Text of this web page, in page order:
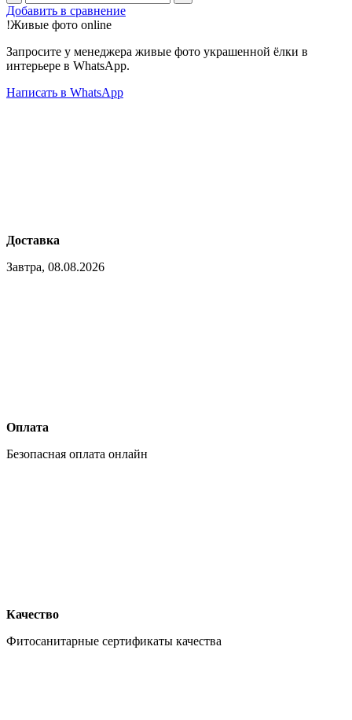
Добавить в сравнение
!Живые фото online
Запросите у менеджера живые фото украшенной ёлки в
интерьере в WhatsApp.
Написать в WhatsApp
Доставка
Завтра, 08.08.2026
Оплата
Безопасная оплата онлайн
Качество
Фитосанитарные сертификаты качества